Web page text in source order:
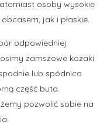
osoby wysokie
jak i płaskie.
odpowiedniej
zamszowe kozaki
lub spódnica
część buta.
pozwolić sobie na